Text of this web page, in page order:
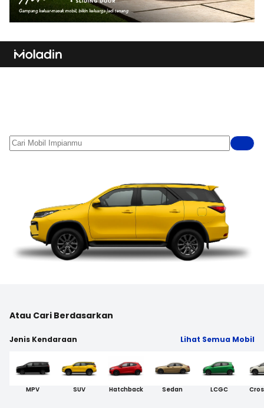
Atau Cari Berdasarkan
Jenis Kendaraan Lihat Semua Mobil
MPV SUV Hatchback Sedan LCGC